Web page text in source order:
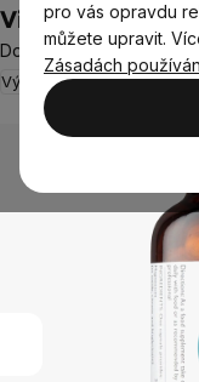
pro vás opravdu
můžete upravit.
Zásadách
Viridian
Doplněk stravy
VýprodejEnergieDuševní